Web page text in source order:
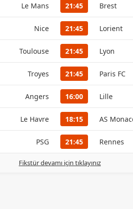
Le Mans 21:45 Brest
Nice 21:45 Lorient
Toulouse 21:45 Lyon
Troyes 21:45 Paris FC
Angers 16:00 Lille
Le Havre 18:15 AS
PSG 21:45 Rennes
Fikstür devamı için tıklayınız